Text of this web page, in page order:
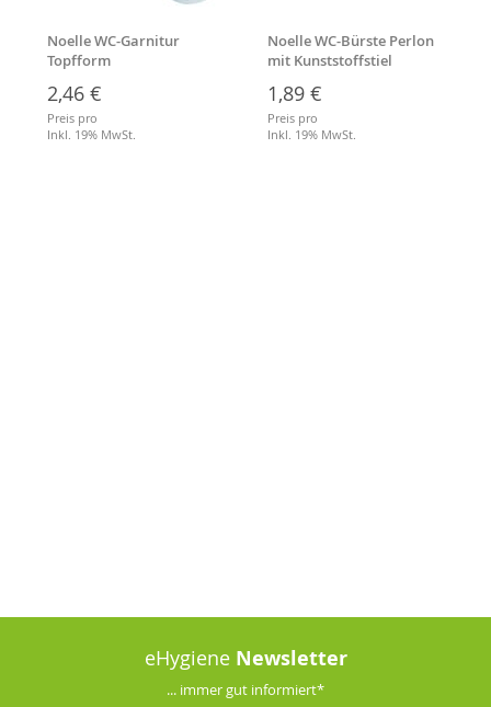
Noelle WC-Garnitur
Topfform
2,46 €
Preis pro
Inkl. 19% MwSt.
Noelle WC-Bürste Perlon
mit Kunststoffstiel
1,89 €
Preis pro
Inkl. 19% MwSt.
eHygiene Newsletter
... immer gut informiert*